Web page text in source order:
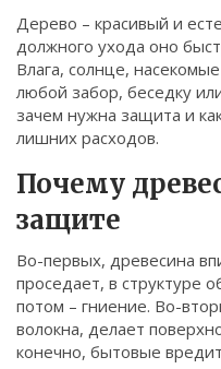
ФЗ-152
Связаться
© 2026. Все права защищены.
Дерево – красивый и
должного ухода оно
Влага, солнце,
любой забор, беседку
зачем нужна защита и
лишних расходов.
Почему
защите
Во-первых, древесина
проседает, в структуре
потом – гниение. Во-
волокна, делает
конечно, бытовые